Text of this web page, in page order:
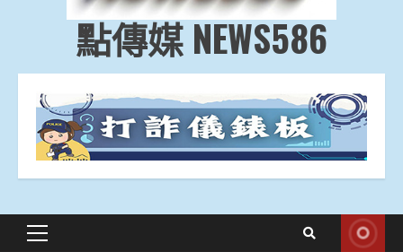
點傳媒 NEWS586
Primary